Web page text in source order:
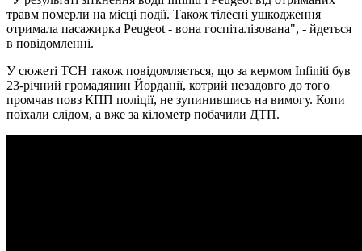
травм померли на місці події. Також тілесні ушкодження
отримала пасажирка Peugeot - вона госпіталізована", - йдеться
в повідомленні.
У сюжеті ТСН також повідомляється, що за кермом Infiniti був
23-річний громадянин Йорданії, котрий незадовго до того
промчав повз КПП поліції, не зупинившись на вимогу. Копи
поїхали слідом, а вже за кілометр побачили ДТП.